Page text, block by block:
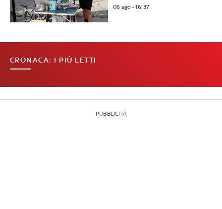
06 ago - 16:37
CRONACA: I PIÙ LETTI
PUBBLICITÀ